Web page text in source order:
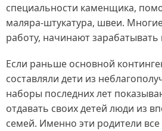
специальности каменщика,
маляра-штукатура, швеи.
работу, начинают зарабатывать
Если раньше основной
составляли дети из
наборы последних лет
отдавать своих детей люди из
семей. Именно эти родители